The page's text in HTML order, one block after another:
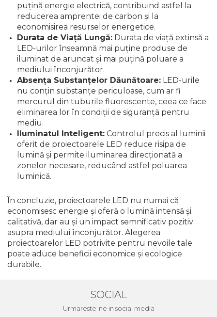
puțină energie electrică, contribuind astfel la
reducerea amprentei de carbon și la
economisirea resurselor energetice.
Durata de Viață Lungă: Durata de viață extinsă a
LED-urilor înseamnă mai puține produse de
iluminat de aruncat și mai puțină poluare a
mediului înconjurător.
Absența Substanțelor Dăunătoare: LED-urile
nu conțin substanțe periculoase, cum ar fi
mercurul din tuburile fluorescente, ceea ce face
eliminarea lor în condiții de siguranță pentru
mediu.
Iluminatul Inteligent: Controlul precis al luminii
oferit de proiectoarele LED reduce risipa de
lumină și permite iluminarea direcționată a
zonelor necesare, reducând astfel poluarea
luminică.
În concluzie, proiectoarele LED nu numai că
economisesc energie și oferă o lumină intensă și
calitativă, dar au și un impact semnificativ pozitiv
asupra mediului înconjurător. Alegerea
proiectoarelor LED potrivite pentru nevoile tale
poate aduce beneficii economice și ecologice
durabile.
SOCIAL
Urmareste-ne in social media